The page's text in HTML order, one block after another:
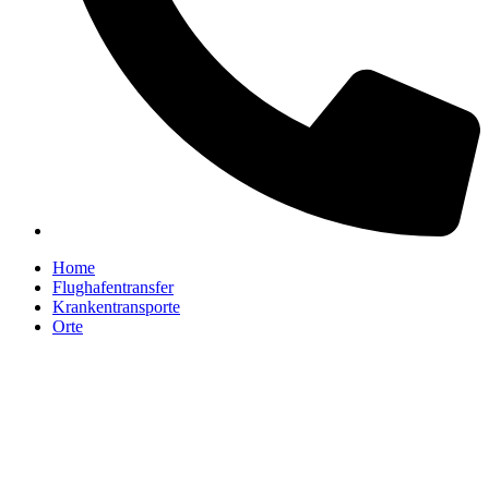
Home
Flughafentransfer
Krankentransporte
Orte